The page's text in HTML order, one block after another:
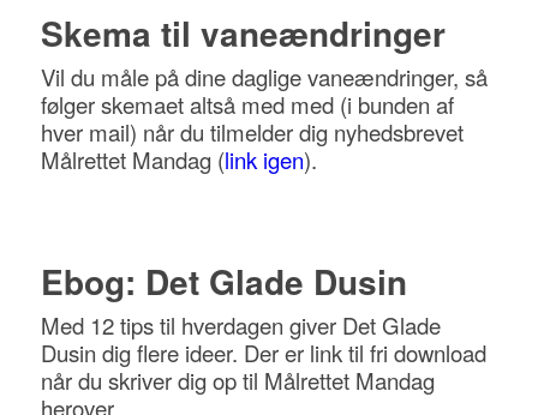
Skema til vaneændringer
Vil du måle på dine daglige vaneændringer, så
følger skemaet altså med med (i bunden af
hver mail) når du tilmelder dig nyhedsbrevet
Målrettet Mandag (link igen).
Ebog: Det Glade Dusin
Med 12 tips til hverdagen giver Det Glade
Dusin dig flere ideer. Der er link til fri download
når du skriver dig op til Målrettet Mandag
herover.